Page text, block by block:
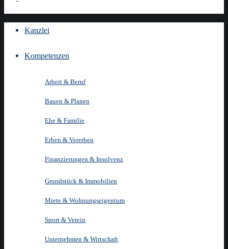
Kanzlei
Kompetenzen
Arbeit & Beruf
Bauen & Planen
Ehe & Familie
Erben & Vererben
Finanzierungen & Insolvenz
Grundstück & Immobilien
Miete & Wohnungseigentum
Sport & Verein
Unternehmen & Wirtschaft